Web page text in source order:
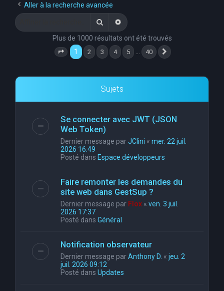
Aller à la recherche avancée
RechercherRecherche avancée
Plus de 1000 résultats ont été trouvés
Page 1 sur 40
1 2 3 4 5 40
Sujets
Se connecter avec JWT (JSON
Web Token)
Dernier message parJClini « mer. 22 juil.
2026 16:49
Posté dans Espace développeurs
Faire remonter les demandes du
site web dans GestSup ?
Dernier message par Flox « ven. 3 juil.
2026 17:37
Posté dans Général
Notification observateur
Dernier message parAnthony D. « jeu. 2
juil. 2026 09:12
Posté dans Updates